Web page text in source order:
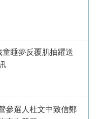
睡夢反覆肌抽躍送
參選人杜文中致信鄭